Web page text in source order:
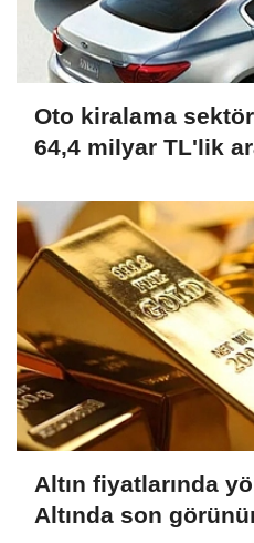
Oto kiralama
64,4 milyar TL'lik
Altın fiyatlarında
Altında son